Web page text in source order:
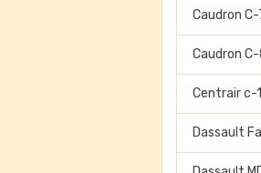
Caudron
Caudron
Centrair c-
Dassault